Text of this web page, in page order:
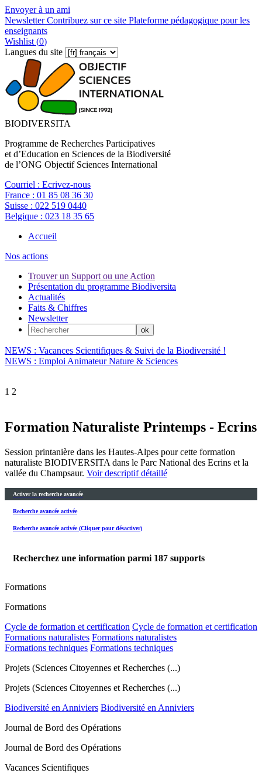
Envoyer à un ami
NewsletterContribuez sur ce site Plateforme pédagogique pour les
enseignants
Wishlist (0)
Langues du site
BIODIVERSITA
Programme de Recherches Participatives
et d’Education en Sciences de la Biodiversité
de l’ONG Objectif Sciences International
Courriel : Ecrivez-nous
France : 01 85 08 36 30
Suisse : 022 519 0440
Belgique : 023 18 35 65
Accueil
Nos actions
Trouver un Support ou une Action
Présentation du programme Biodiversita
Actualités
Faits & Chiffres
Newsletter
NEWS : Vacances Scientifiques & Suivi de la Biodiversité !
NEWS : Emploi Animateur Nature & Sciences
1 2
Formation Naturaliste Printemps - Ecrins
Session printanière dans les Hautes-Alpes pour cette formation
naturaliste BIODIVERSITA dans le Parc National des Ecrins et la
vallée du Champsaur. Voir descriptif détaillé
Activer la recherche avancée
Recherche avancée activée
Recherche avancée activée (Cliquer pour désactiver)
Recherchez une information parmi 187 supports
Formations
Formations
Cycle de formation et certification Cycle de formation et certification
Formations naturalistes Formations naturalistes
Formations techniques Formations techniques
Projets (Sciences Citoyennes et Recherches (...)
Projets (Sciences Citoyennes et Recherches (...)
Biodiversité en Anniviers Biodiversité en Anniviers
Journal de Bord des Opérations
Journal de Bord des Opérations
Vacances Scientifiques